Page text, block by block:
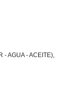
- AGUA - ACEITE)